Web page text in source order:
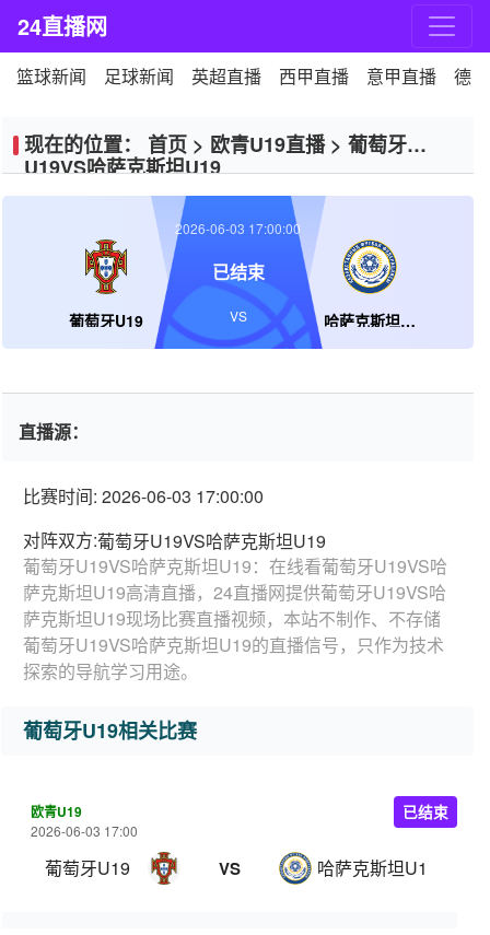
24直播网
篮球新闻 足球新闻 英超直播 西甲直播 意甲直播 德
现在的位置： 首页 > 欧青U19直播> 葡萄牙
U19VS哈萨克斯坦U19
葡萄牙U19 哈萨克斯坦U19
2026-06-03 17:00:00
已结束
VS
直播源：
比赛时间: 2026-06-03 17:00:00
对阵双方:葡萄牙U19VS哈萨克斯坦U19
葡萄牙U19VS哈萨克斯坦U19：在线看葡萄牙U19VS哈
萨克斯坦U19高清直播，24直播网提供葡萄牙U19VS哈
萨克斯坦U19现场比赛直播视频，本站不制作、不存储
葡萄牙U19VS哈萨克斯坦U19的直播信号，只作为技术
探索的导航学习用途。
葡萄牙U19相关比赛
欧青U19
2026-06-03 17:00
葡萄牙U19 VS 哈萨克斯坦U19
已结束